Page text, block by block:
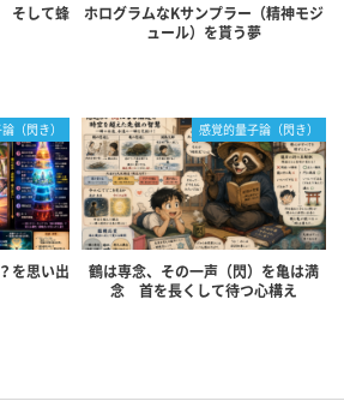
そして蜂
ホログラムなKサンプラー（精神モジ
ュール）を貰う夢
（閃き）
を思い出
感覚的量子論（閃き）
鶴は専念、その一声（閃）を亀は満
念 首を長くして待つ心構え